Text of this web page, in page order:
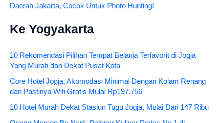
Daerah Jakarta, Cocok Untuk Photo Hunting!
Ke Yogyakarta
10 Rekomendasi Pilihan Tempat Belanja Terfavorit di Jogja
Yang Murah dan Dekat Pusat Kota
Core Hotel Jogja, Akomodasi Minimal Dengan Kolam Renang
dan Pastinya Wifi Gratis Mulai Rp197.756
10 Hotel Murah Dekat Stasiun Tugu Jogja, Mulai Dari 147 Ribu